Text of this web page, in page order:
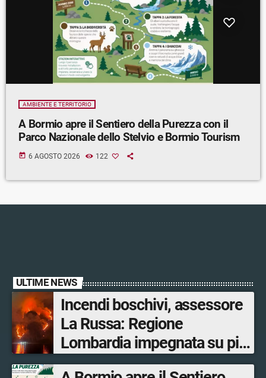
AMBIENTE E TERRITORIO
A Bormio apre il Sentiero della Purezza con il
Parco Nazionale dello Stelvio e Bormio Tourism
today 6 AGOSTO 2026 122
ULTIME NEWS
Incendi boschivi, assessore
La Russa: Regione
Lombardia impegnata su più
fronti, 48 volontari coinvolti